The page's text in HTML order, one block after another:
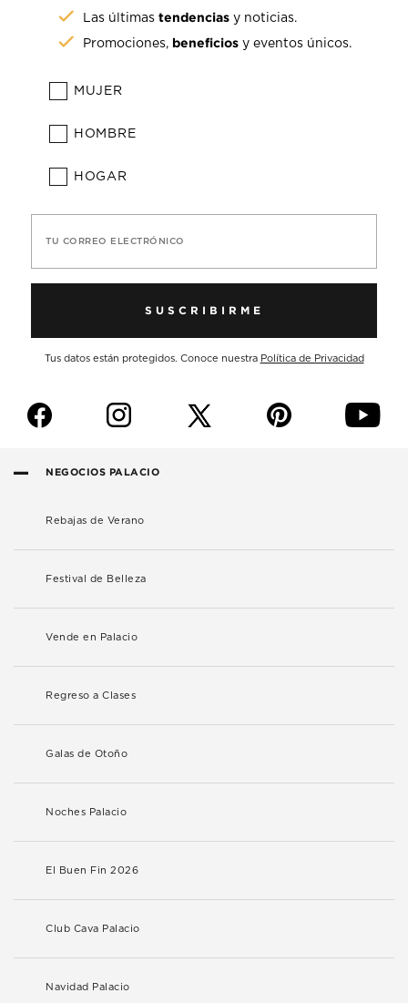
Las últimastendencias y noticias.
Promociones, beneficios y eventos únicos.
MUJER
HOMBRE
HOGAR
TU CORREO ELECTRÓNICO
SUSCRIBIRME
Tus datos están protegidos. Conoce nuestra Política de Privacidad
f i p y
NEGOCIOS PALACIO
Rebajas de Verano
Festival de Belleza
Vende en Palacio
Regreso a Clases
Galas de Otoño
Noches Palacio
El Buen Fin 2026
Club Cava Palacio
Navidad Palacio